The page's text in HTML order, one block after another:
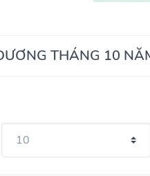
THÁNG 10